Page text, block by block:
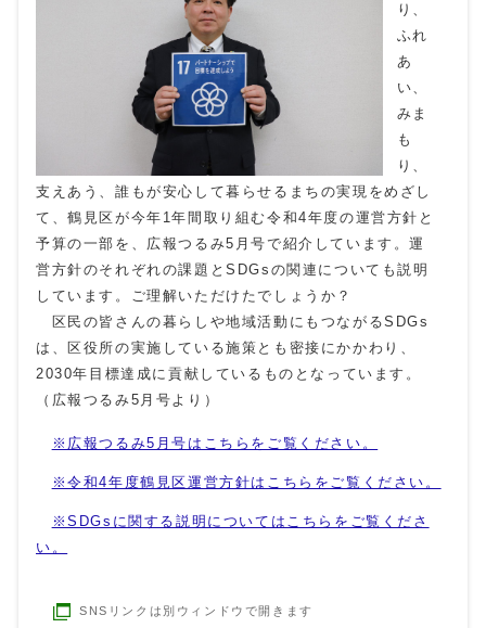
り、
ふれ
あ
い、
みま
も
り、
支えあう、誰もが安心して暮らせるまちの実現をめざし
て、鶴見区が今年1年間取り組む令和4年度の運営方針と
予算の一部を、広報つるみ5月号で紹介しています。運
営方針のそれぞれの課題とSDGsの関連についても説明
しています。ご理解いただけたでしょうか？
区民の皆さんの暮らしや地域活動にもつながるSDGs
は、区役所の実施している施策とも密接にかかわり、
2030年目標達成に貢献しているものとなっています。
（広報つるみ5月号より）
※広報つるみ5月号はこちらをご覧ください。
※令和4年度鶴見区運営方針はこちらをご覧ください。
※SDGsに関する説明についてはこちらをご覧くださ
い。
SNSリンクは別ウィンドウで開きます